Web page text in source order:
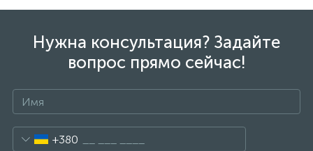
Нужна консультация? Задайте
вопрос прямо сейчас!
+380